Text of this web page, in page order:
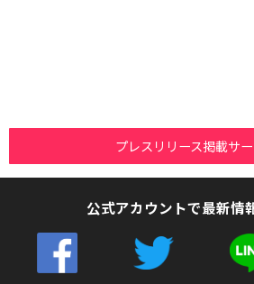
プレスリリース掲載サ
公式アカウントで最新情